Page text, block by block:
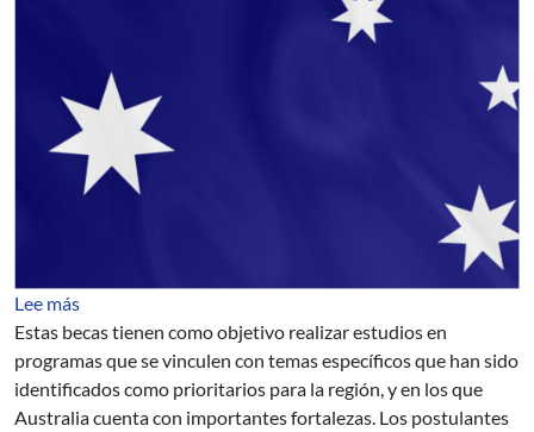
Lee más
Estas becas tienen como objetivo realizar estudios en
programas que se vinculen con temas específicos que han sido
identificados como prioritarios para la región, y en los que
Australia cuenta con importantes fortalezas. Los postulantes